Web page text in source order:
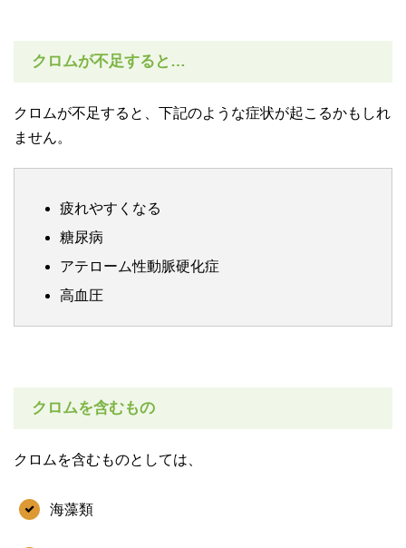
クロムが不足すると…
クロムが不足すると、下記のような症状が起こるかもしれ
ません。
疲れやすくなる
糖尿病
アテローム性動脈硬化症
高血圧
クロムを含むもの
クロムを含むものとしては、
海藻類